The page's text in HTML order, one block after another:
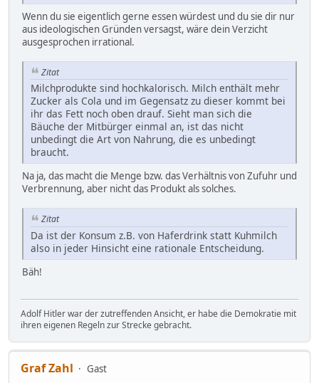
Wenn du sie eigentlich gerne essen würdest und du sie dir nur
aus ideologischen Gründen versagst, wäre dein Verzicht
ausgesprochen irrational.
Zitat
Milchprodukte sind hochkalorisch. Milch enthält mehr
Zucker als Cola und im Gegensatz zu dieser kommt bei
ihr das Fett noch oben drauf. Sieht man sich die
Bäuche der Mitbürger einmal an, ist das nicht
unbedingt die Art von Nahrung, die es unbedingt
braucht.
Na ja, das macht die Menge bzw. das Verhältnis von Zufuhr und
Verbrennung, aber nicht das Produkt als solches.
Zitat
Da ist der Konsum z.B. von Haferdrink statt Kuhmilch
also in jeder Hinsicht eine rationale Entscheidung.
Bäh!
Adolf Hitler war der zutreffenden Ansicht, er habe die Demokratie mit
ihren eigenen Regeln zur Strecke gebracht.
Graf Zahl
Gast